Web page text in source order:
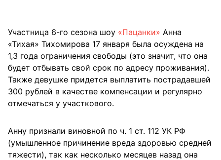
Участница 6-го сезона шоу «Пацанки» Анна
«Тихая» Тихомирова 17 января была осуждена на
1,3 года ограничения свободы (это значит, что она
будет отбывать свой срок по адресу проживания).
Также девушке придется выплатить пострадавшей
300 рублей в качестве компенсации и регулярно
отмечаться у участкового.
Анну признали виновной по ч. 1 ст. 112 УК РФ
(умышленное причинение вреда здоровью средней
тяжести), так как несколько месяцев назад она